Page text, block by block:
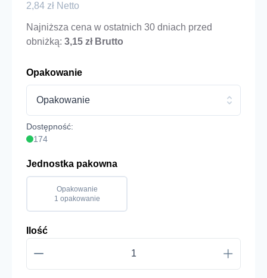
2,84 zł Netto
Najniższa cena w ostatnich 30 dniach przed
obniżką: 3,15 zł Brutto
Opakowanie
Opakowanie
Dostępność:
174
Jednostka pakowna
Opakowanie
1 opakowanie
Ilość